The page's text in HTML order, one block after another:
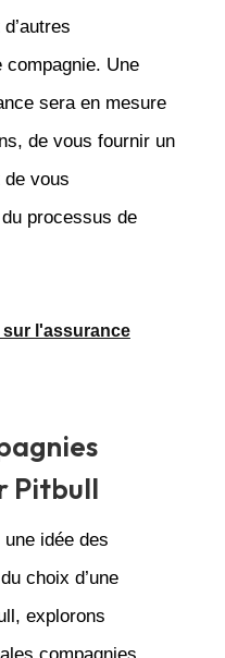
compagnie. Une
sera en mesure
de vous fournir un
vous
processus de
sur l'assurance
Pitbull
idée des
choix d’une
explorons